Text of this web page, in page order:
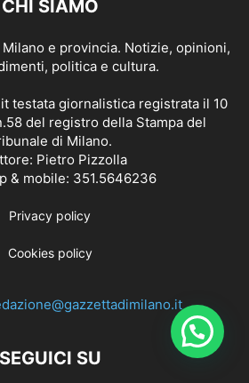
CHI SIAMO
e provincia. Notizie, opinioni,
politica e cultura.
testata giornalistica registrata il 10
del registro della Stampa del
di Milano.
Pietro Pizzolla
& mobile: 351.5646236
Privacy policy
Cookies policy
SEGUICI SU